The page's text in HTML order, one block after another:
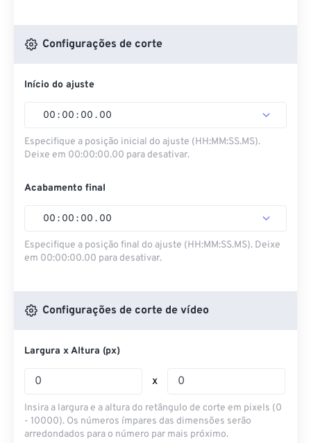
Configurações de corte
Início do ajuste
00 : 00 : 00 . 00
Especifique a posição inicial do ajuste (HH:MM:SS.MS).
Deixe em 00:00:00.00 para desativar.
Acabamento final
00 : 00 : 00 . 00
Especifique a posição final do ajuste (HH:MM:SS.MS). Deixe
em 00:00:00.00 para desativar.
Configurações de corte de vídeo
Largura x Altura (px)
x
Insira a largura e a altura do retângulo de corte em pixels (0
- 10000). Os números ímpares das dimensões serão
arredondados para o número par mais próximo.